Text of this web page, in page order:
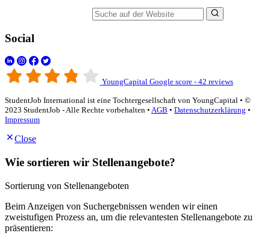
Social
YoungCapital Google score - 42 reviews
StudentJob International ist eine Tochtergesellschaft von YoungCapital • ©
2023 StudentJob - Alle Rechte vorbehalten • AGB • Datenschutzerklärung •
Impressum
Close
Wie sortieren wir Stellenangebote?
Sortierung von Stellenangeboten
Beim Anzeigen von Suchergebnissen wenden wir einen
zweistufigen Prozess an, um die relevantesten Stellenangebote zu
präsentieren: